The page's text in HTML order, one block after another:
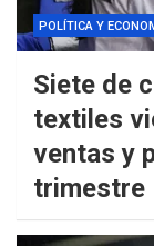
POLÍTICA Y
Siete de
textiles
ventas y
trimestre